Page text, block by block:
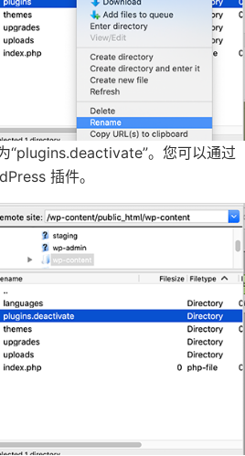
“plugins.deactivate”。您可以通过
插件。